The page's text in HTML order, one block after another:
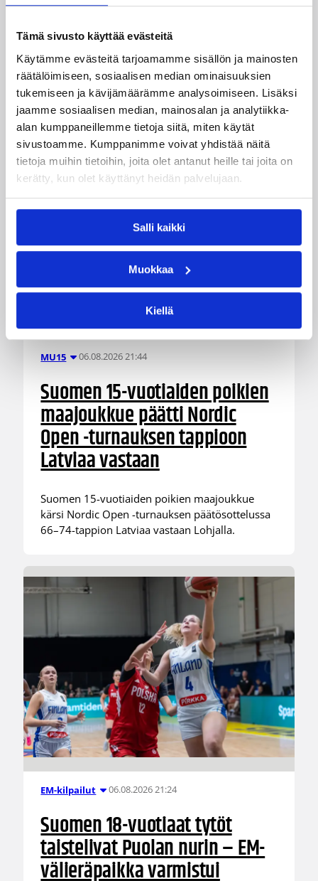
Tämä sivusto käyttää evästeitä
Käytämme evästeitä tarjoamamme sisällön ja mainosten
räätälöimiseen, sosiaalisen median ominaisuuksien
tukemiseen ja kävijämäärämme analysoimiseen. Lisäksi
jaamme sosiaalisen median, mainosalan ja analytiikka-
alan kumppaneillemme tietoja siitä, miten käytät
sivustoamme. Kumppanimme voivat yhdistää näitä
tietoja muihin tietoihin, joita olet antanut heille tai joita on
kerätty, kun olet käyttänyt heidän palvelujaan.
Salli kaikki
Muokkaa
Kiellä
Susiladies nappasi harvinaislaatuisen voiton
Susiladies voitti vakuuttavasti Liettuan 81-70
johdattamana. Suomi pelaa Tukholmassa vielä
toisen ottelun, kun huomenna vastaan tulee
Ruotsi.
MU15 06.08.2026 21:44
Suomen 15-vuotiaiden poikien
maajoukkue päätti Nordic
Open -turnauksen tappioon
Latviaa vastaan
Suomen 15-vuotiaiden poikien maajoukkue
kärsi Nordic Open -turnauksen päätösottelussa
66–74-tappion Latviaa vastaan Lohjalla.
EM-kilpailut 06.08.2026 21:24
Suomen 18-vuotiaat tytöt
taistelivat Puolan nurin – EM-
välieräpaikka varmistui